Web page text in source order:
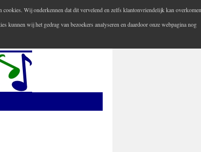
Wij onderkennen dat dit vervelend en zelfs klantonvriendelijk kan
kunnen wij het gedrag van bezoekers analyseren en daardoor onze webpagina nog